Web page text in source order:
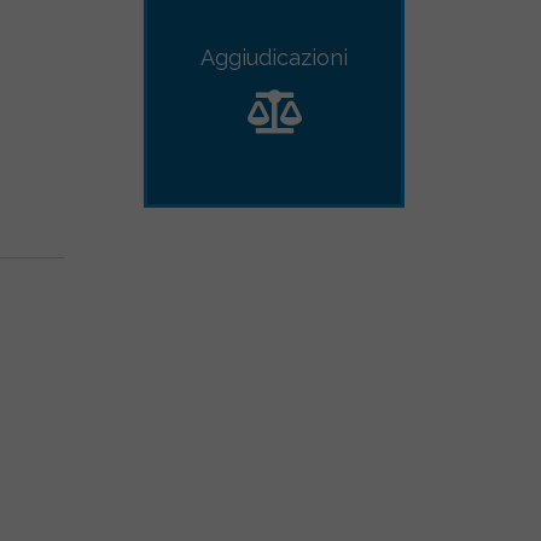
Aggiudicazioni